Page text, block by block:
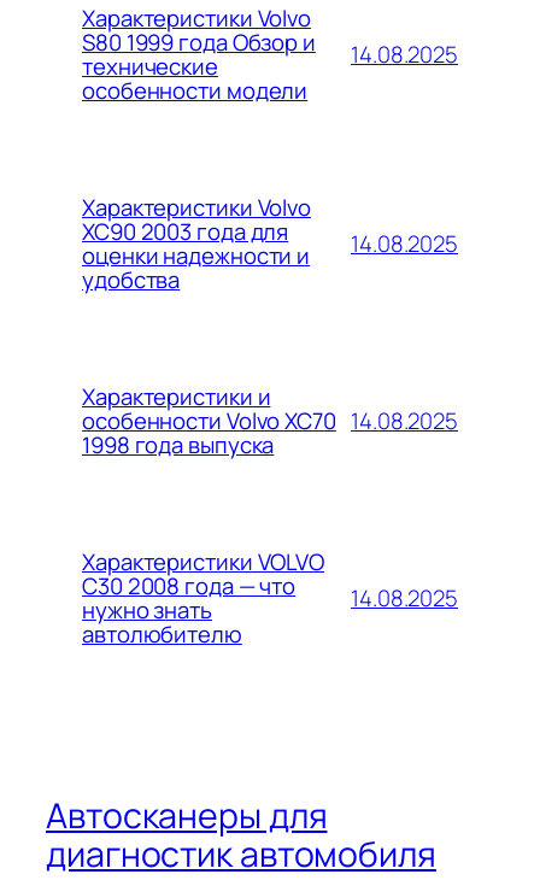
Характеристики Volvo
S80 1999 года Обзор и
технические
особенности модели
14.08.2025
Характеристики Volvo
XC90 2003 года для
оценки надежности и
удобства
14.08.2025
Характеристики и
особенности Volvo XC70
1998 года выпуска
14.08.2025
Характеристики VOLVO
C30 2008 года — что
нужно знать
автолюбителю
14.08.2025
Автосканеры для
диагностик автомобиля